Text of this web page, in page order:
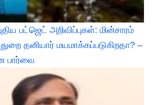
பட்ஜெட் அறிவிப்புகள்: மின்சாரம்
துறை தனியார் மயமாக்கப்படுகிறதா? –
பார்வை